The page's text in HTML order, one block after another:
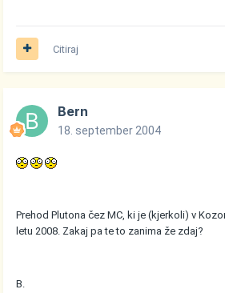
Citiraj
Bern
18. september 2004
Prehod Plutona čez MC, ki je (kjerkoli) v
letu 2008. Zakaj pa te to zanima že zdaj?
B.